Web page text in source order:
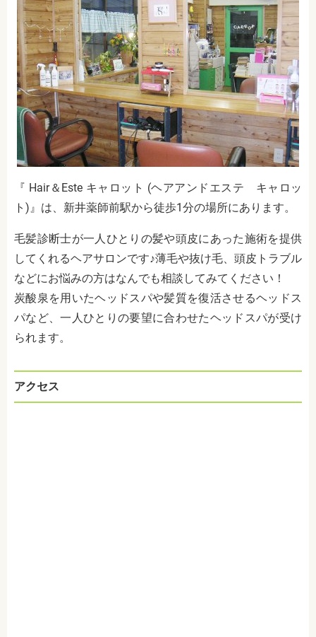
『 Hair＆Este キャロット (ヘアアンドエステ キャロッ
ト)』は、新井薬師前駅から徒歩1分の場所にあります。
毛髪診断士が一人ひとりの髪や頭皮にあった施術を提供
してくれるヘアサロンです♪薄毛や抜け毛、頭皮トラブル
などにお悩みの方はなんでも相談してみてください！
炭酸泉を用いたヘッドスパや髪質を復活させるヘッドス
パなど、一人ひとりの要望に合わせたヘッドスパが受け
られます。
アクセス